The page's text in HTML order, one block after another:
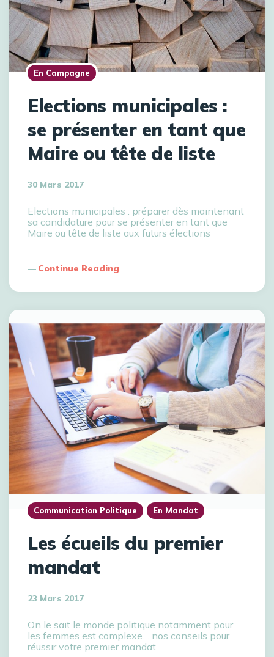
En Campagne
Elections municipales :
se présenter en tant que
Maire ou tête de liste
30 Mars 2017
Elections municipales : préparer dès maintenant
sa candidature pour se présenter en tant que
Maire ou tête de liste aux futurs élections
Continue Reading
Communication Politique En Mandat
Les écueils du premier
mandat
23 Mars 2017
On le sait le monde politique notamment pour
les femmes est complexe… nos conseils pour
réussir votre premier mandat